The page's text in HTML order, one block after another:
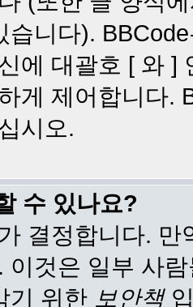
습니다).
에 대괄호 [ 와 ]
게 제어합니다.
시오.
수 있나요?
결정합니다.
이것은 일부 사
기 위한 보안책